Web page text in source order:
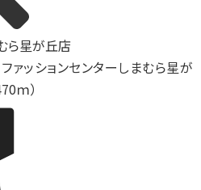
ファッションセンターしまむら星が
ｍ）